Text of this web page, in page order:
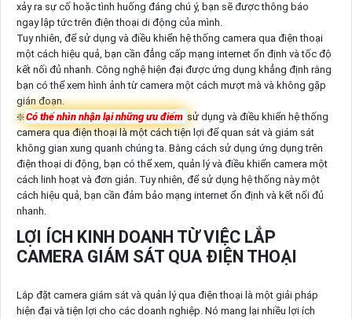
xảy ra sự cố hoặc tình huống đáng chú ý, bạn sẽ được thông báo
ngay lập tức trên điện thoại di động của mình.
Tuy nhiên, để sử dụng và điều khiển hệ thống camera qua điện thoại
một cách hiệu quả, bạn cần đẳng cấp mạng internet ổn định và tốc độ
kết nối đủ nhanh. Công nghệ hiện đại được ứng dụng khẳng định rằng
bạn có thể xem hình ảnh từ camera một cách mượt mà và không gặp
gián đoạn.
❇️Có thể nhìn nhận lại những ưu điểm sử dụng và điều khiển hệ thống
camera qua điện thoại là một cách tiện lợi để quan sát và giám sát
không gian xung quanh chúng ta. Bằng cách sử dụng ứng dụng trên
điện thoại di động, bạn có thể xem, quản lý và điều khiển camera một
cách linh hoạt và đơn giản. Tuy nhiên, để sử dụng hệ thống này một
cách hiệu quả, bạn cần đảm bảo mạng internet ổn định và kết nối đủ
nhanh.
LỢI ÍCH KINH DOANH TỪ VIỆC LẮP
CAMERA GIÁM SÁT QUA ĐIỆN THOẠI
Lắp đặt camera giám sát và quản lý qua điện thoại là một giải pháp
hiện đại và tiện lợi cho các doanh nghiệp. Nó mang lại nhiều lợi ích